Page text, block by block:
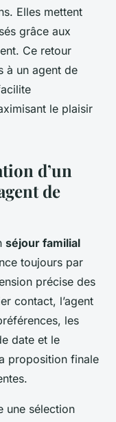
Elles mettent
grâce aux
Ce retour
à un agent de
le plaisir
d’un
de
séjour familial
toujours par
précise des
contact, l’agent
les
date et le
proposition finale
une sélection